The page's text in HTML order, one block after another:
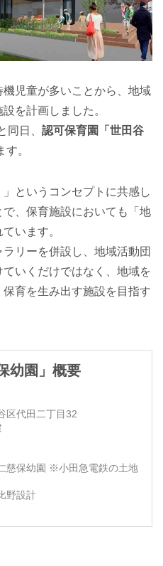
児童が多いことから、地域
を計画しました。
同日、 認可保育園「世田谷
す。
というコンセプトに共感し
、保育施設においても「地
います。
リーを併設し、地域活動団
いくだけではなく、地域を
育を生み出す施設を目指す
幼園」概要
区代田二丁目32
慈保幼園 ※小田急電鉄の土地
野設計